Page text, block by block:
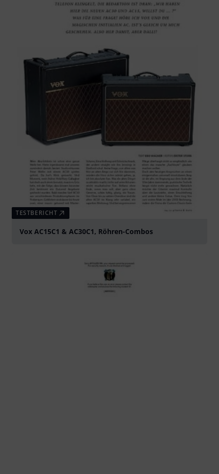
TESTBERICHT
Vox AC15C1 & AC30C1, Röhren-Combos